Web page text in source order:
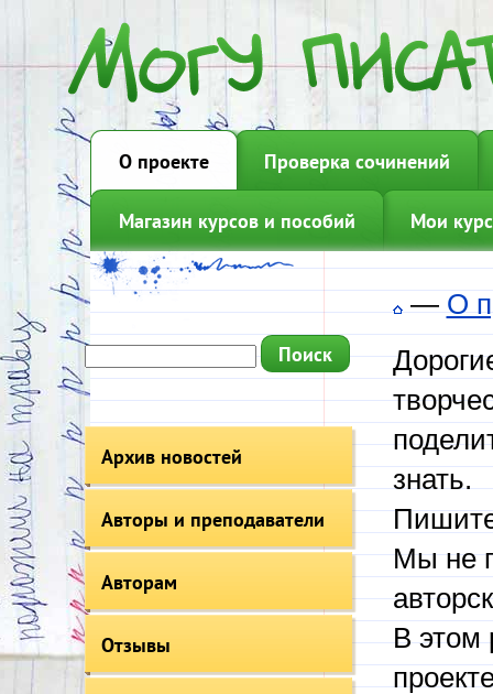
О проекте Проверка сочинений
Магазин курсов и пособий Мои
Архив новостей
Авторы и преподаватели
Авторам
Отзывы
—О
знать.
Мы не
В этом